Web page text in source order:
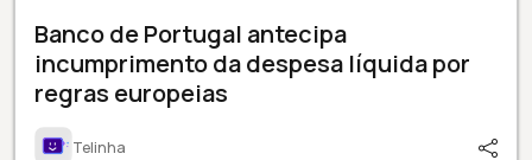
Banco de Portugal antecipa
incumprimento da despesa líquida por
regras europeias
Telinha